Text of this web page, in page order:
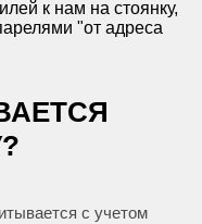
к нам на стоянку,
"от адреса
с учетом